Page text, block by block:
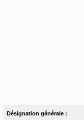
Désignation générale :